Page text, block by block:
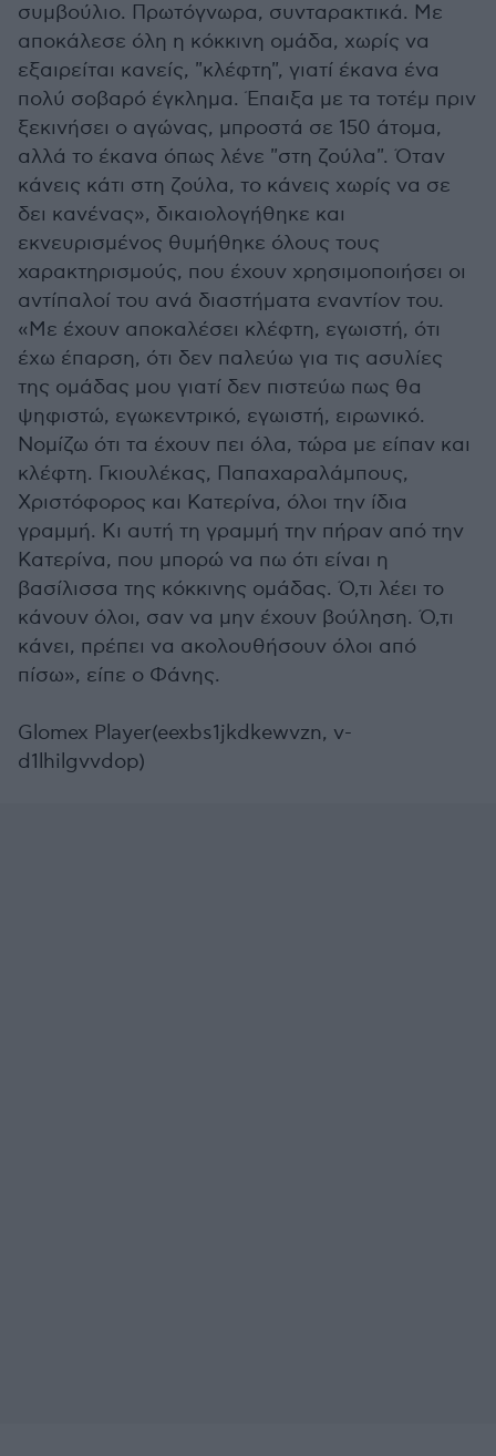
συμβούλιο. Πρωτόγνωρα, συνταρακτικά. Με
αποκάλεσε όλη η κόκκινη ομάδα, χωρίς να
εξαιρείται κανείς, "κλέφτη", γιατί έκανα ένα
πολύ σοβαρό έγκλημα. Έπαιξα με τα τοτέμ πριν
ξεκινήσει ο αγώνας, μπροστά σε 150 άτομα,
αλλά το έκανα όπως λένε "στη ζούλα". Όταν
κάνεις κάτι στη ζούλα, το κάνεις χωρίς να σε
δει κανένας», δικαιολογήθηκε και
εκνευρισμένος θυμήθηκε όλους τους
χαρακτηρισμούς, που έχουν χρησιμοποιήσει οι
αντίπαλοί του ανά διαστήματα εναντίον του.
«Με έχουν αποκαλέσει κλέφτη, εγωιστή, ότι
έχω έπαρση, ότι δεν παλεύω για τις ασυλίες
της ομάδας μου γιατί δεν πιστεύω πως θα
ψηφιστώ, εγωκεντρικό, εγωιστή, ειρωνικό.
Νομίζω ότι τα έχουν πει όλα, τώρα με είπαν και
κλέφτη. Γκιουλέκας, Παπαχαραλάμπους,
Χριστόφορος και Κατερίνα, όλοι την ίδια
γραμμή. Κι αυτή τη γραμμή την πήραν από την
Κατερίνα, που μπορώ να πω ότι είναι η
βασίλισσα της κόκκινης ομάδας. Ό,τι λέει το
κάνουν όλοι, σαν να μην έχουν βούληση. Ό,τι
κάνει, πρέπει να ακολουθήσουν όλοι από
πίσω», είπε ο Φάνης.
Glomex Player(eexbs1jkdkewvzn, v-
d1lhilgvvdop)